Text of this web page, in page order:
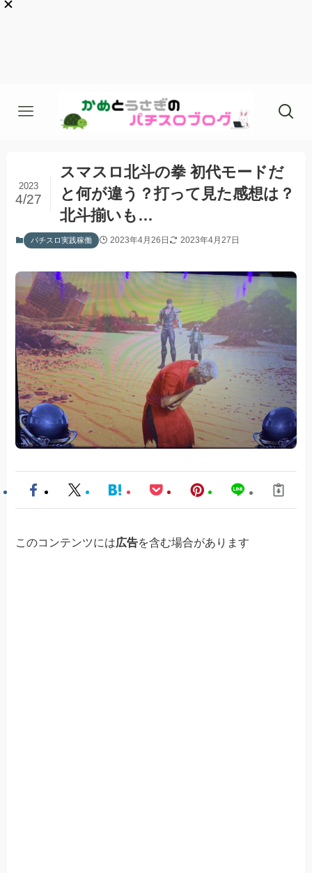
スマスロ北斗の拳 初代モードだ
と何が違う？打って見た感想は？
北斗揃いも…
2023
4/27
パチスロ実践稼働 2023年4月26日 2023年4月27日
このコンテンツには広告を含む場合があります